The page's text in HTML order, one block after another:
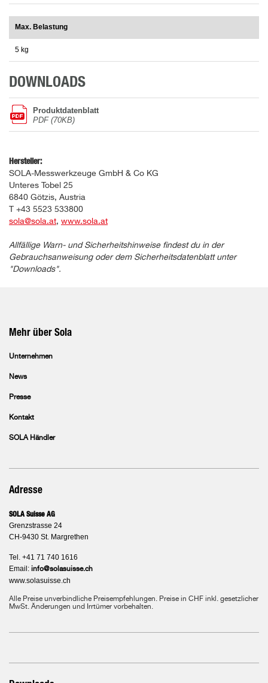
Max. Belastung
5 kg
DOWNLOADS
Produktdatenblatt
PDF (70KB)
Hersteller:
SOLA-Messwerkzeuge GmbH & Co KG
Unteres Tobel 25
6840 Götzis, Austria
T +43 5523 533800
sola@sola.at, www.sola.at
Allfällige Warn- und Sicherheitshinweise findest du in der
Gebrauchsanweisung oder dem Sicherheitsdatenblatt unter
"Downloads".
Mehr über Sola
Unternehmen
News
Presse
Kontakt
SOLA Händler
Adresse
SOLA Suisse AG
Grenzstrasse 24
CH-9430 St. Margrethen
Tel. +41 71 740 1616
Email: info@solasuisse.ch
www.solasuisse.ch
Alle Preise unverbindliche Preisempfehlungen. Preise in CHF inkl. gesetzlicher
MwSt. Änderungen und Irrtümer vorbehalten.